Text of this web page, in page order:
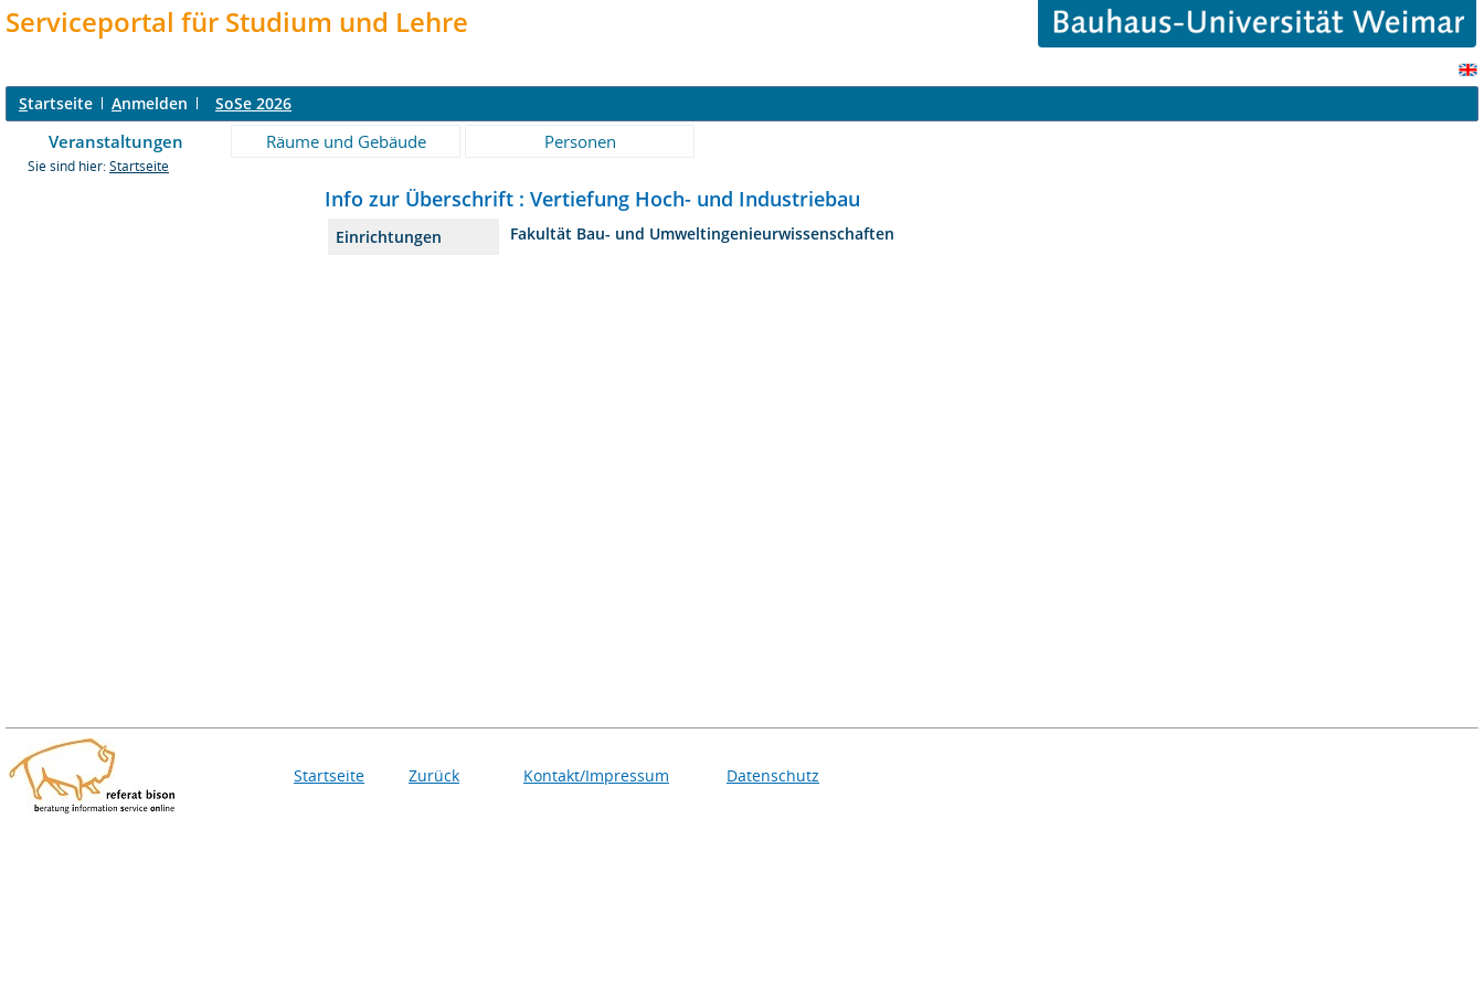
Serviceportal für Studium und Lehre
Startseite Anmelden SoSe 2026
Veranstaltungen Räume und Gebäude Personen
Sie sind hier: Startseite
Info zur Überschrift : Vertiefung Hoch- und Industriebau
Einrichtungen Fakultät Bau- und Umweltingenieurwissenschaften
Startseite Zurück Kontakt/Impressum Datenschutz